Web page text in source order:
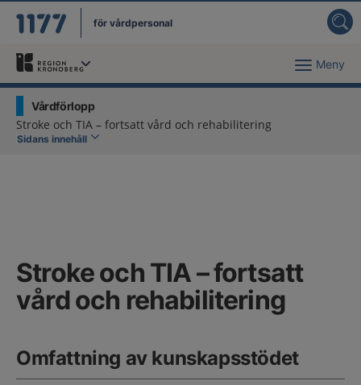
för vårdpersonal
Du har valt region Meny
Vårdförlopp
Stroke och TIA – fortsatt vård och rehabilitering
Sidans innehåll
Stroke och TIA – fortsatt
vård och rehabilitering
Omfattning av kunskapsstödet